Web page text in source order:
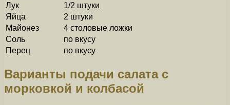
Лук
1/2 штуки
Яйца
2 штуки
Майонез
4 столовые ложки
Соль
по вкусу
Перец
по вкусу
Варианты подачи салата с
морковкой и колбасой